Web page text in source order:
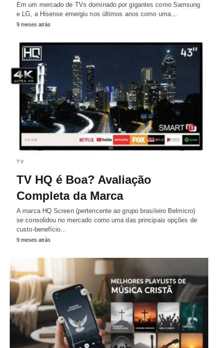
Em um mercado de TVs dominado por gigantes como Samsung
e LG, a Hisense emergiu nos últimos anos como uma…
9 meses atrás
TV
TV HQ é Boa? Avaliação
Completa da Marca
A marca HQ Screen (pertencente ao grupo brasileiro Belmicro)
se consolidou no mercado como uma das principais opções de
custo-benefício…
9 meses atrás